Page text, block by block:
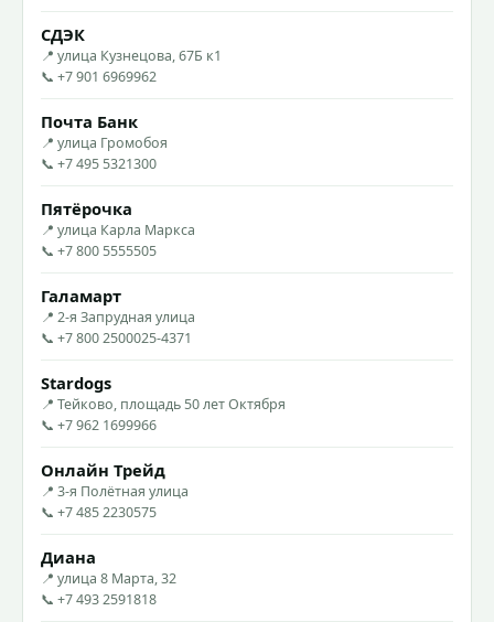
СДЭК
📍 улица Кузнецова, 67Б к1
📞 +7 901 6969962
Почта Банк
📍 улица Громобоя
📞 +7 495 5321300
Пятёрочка
📍 улица Карла Маркса
📞 +7 800 5555505
Галамарт
📍 2-я Запрудная улица
📞 +7 800 2500025-4371
Stardogs
📍 Тейково, площадь 50 лет Октября
📞 +7 962 1699966
Онлайн Трейд
📍 3-я Полётная улица
📞 +7 485 2230575
Диана
📍 улица 8 Марта, 32
📞 +7 493 2591818